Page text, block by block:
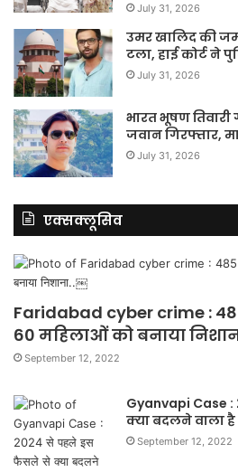
July 31, 2026
उमर खालिद की
टला, हाई कोर्ट ने
July 31, 2026
भारत भूषण तिवारी
जवान गिरफ्तार,
July 31, 2026
एक्सक्लूसिव
Faridabad cyber crime :
60 महिलाओं को बनाया
September 12, 2022
Gyanvapi
क्या बदलने वाला है
September 12, 2022